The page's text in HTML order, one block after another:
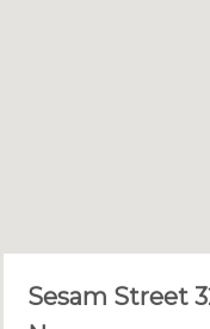
Sesam Street